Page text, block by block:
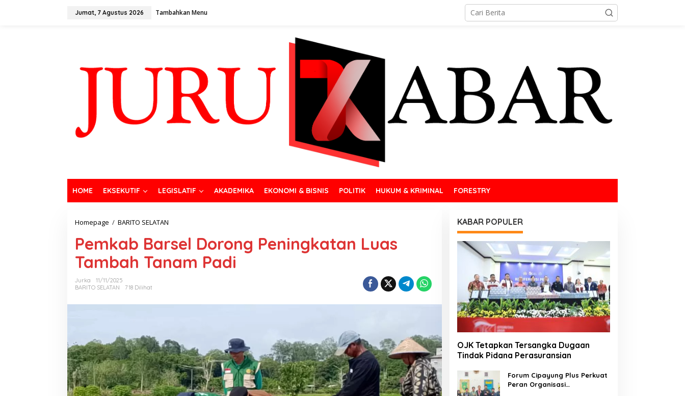
Jumat, 7 Agustus 2026 Tambahkan Menu
HOME EKSEKUTIF LEGISLATIF AKADEMIKA EKONOMI & BISNIS POLITIK HUKUM & KRIMINAL FORESTRY
Homepage / BARITO SELATAN
Pemkab Barsel Dorong Peningkatan Luas
Tambah Tanam Padi
Jurka
11/11/2025
BARITO SELATAN
718 Dilihat
KABAR POPULER
OJK Tetapkan Tersangka Dugaan
Tindak Pidana Perasuransian
Forum Cipayung Plus Perkuat
Peran Organisasi